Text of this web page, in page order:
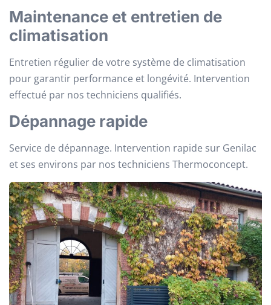
Maintenance et entretien de
climatisation
Entretien régulier de votre système de climatisation
pour garantir performance et longévité. Intervention
effectué par nos techniciens qualifiés.
Dépannage rapide
Service de dépannage. Intervention rapide sur Genilac
et ses environs par nos techniciens Thermoconcept.